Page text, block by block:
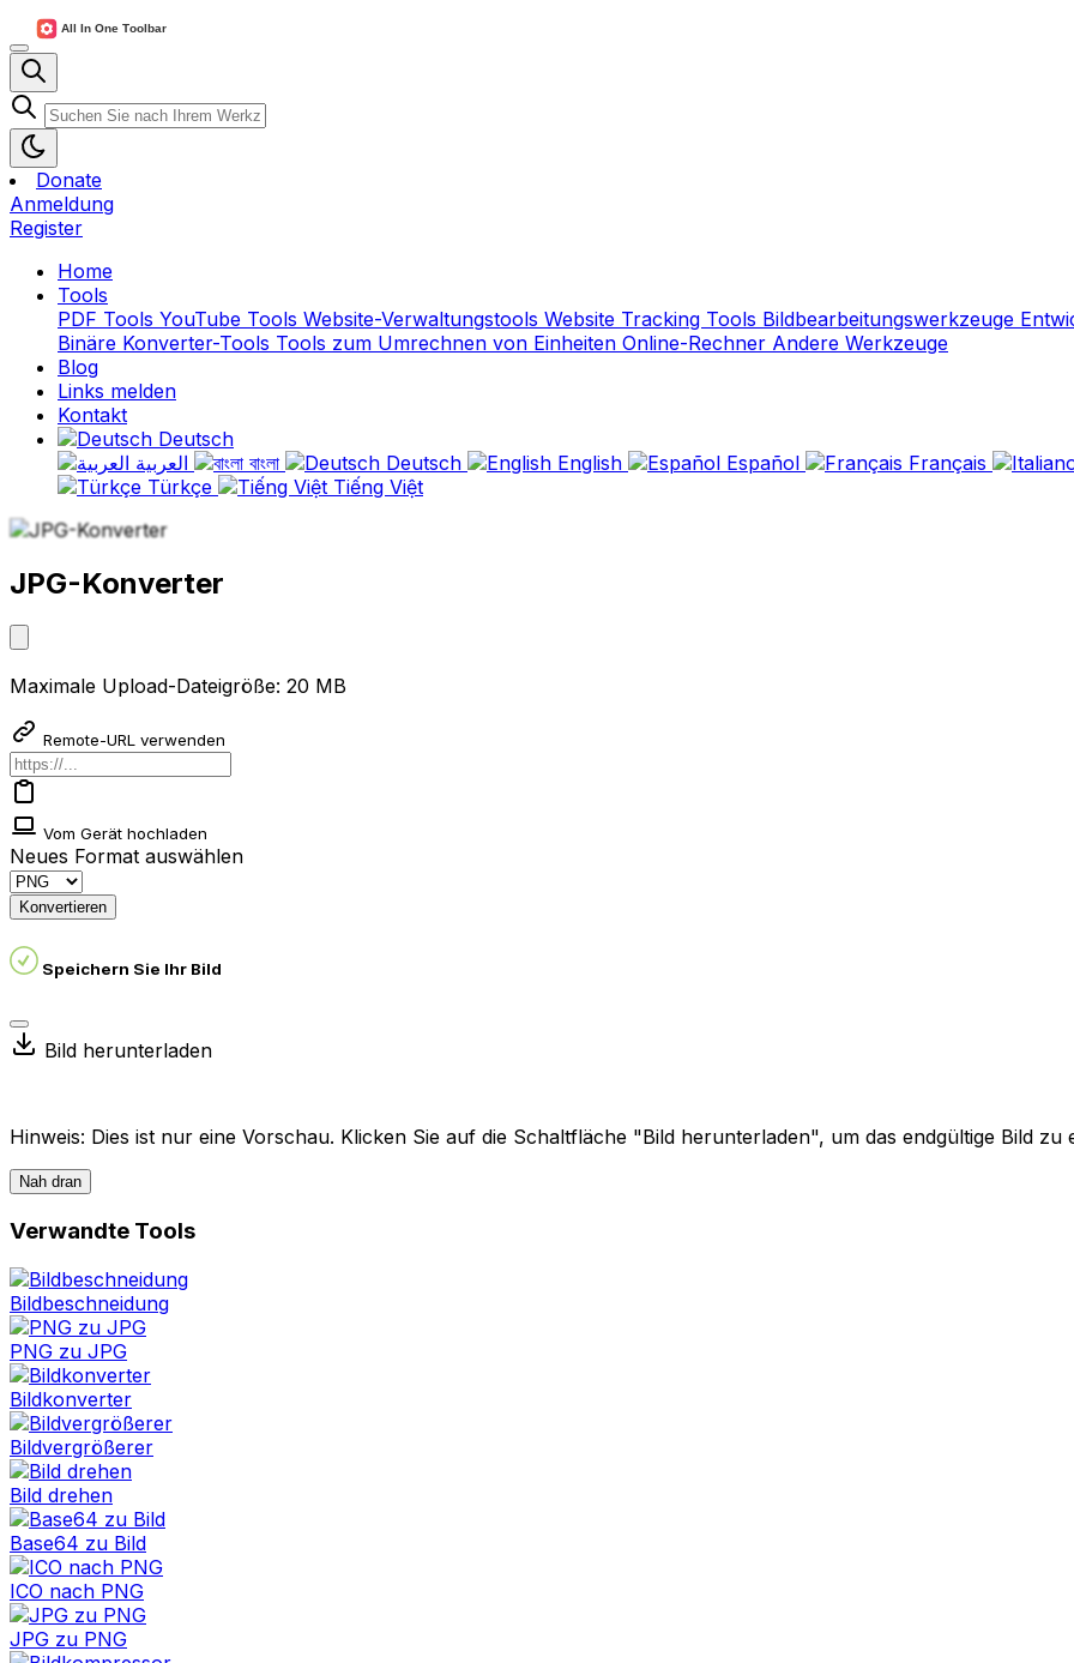
Donate
Anmeldung
Register
Home
Tools
PDF Tools YouTube Tools Website-Verwaltungstools Website Tracking Tools Bildbearbeitungswerkzeuge
Binäre Konverter-Tools Tools zum Umrechnen von Einheiten Online-Rechner Andere Werkzeuge
Blog
Links melden
Kontakt
Deutsch
বাংলা Deutsch English Español Français
Türkçe
Tiếng Việt
JPG-Konverter
Maximale Upload-Dateigröße: 20 MB
Remote-URL verwenden
Vom Gerät hochladen
Neues Format auswählen
Konvertieren
Speichern Sie Ihr Bild
Bild herunterladen
Hinweis: Dies ist nur eine Vorschau. Klicken Sie auf die Schaltfläche "Bild herunterladen", um das endgültige Bild zu
Nah dran
Verwandte Tools
Bildbeschneidung
PNG zu JPG
Bildkonverter
Bildvergrößerer
Bild drehen
Base64 zu Bild
ICO nach PNG
JPG zu PNG